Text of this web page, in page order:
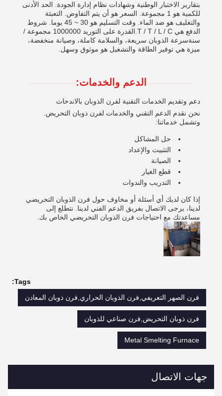
بتقارير الاختبار الوطنية وشهادات نظام إدارة الجودة. الحد الأدنى
للكمية هو 1 مجموعة. السعر هو أن يتم التفاوض. التعبئة
والتغليف هو ضد الماء. وقت التسليم هو 30 ~ 45 يوما. شروط
الدفع هي T / T / L / C.القدرة على التوريد 1000000 مجموعة /
سنةسرعة الذوبان سريعة، والسلامة كاملة، وصيانة منخفضة،
ميزة هي توفير الطاقة والتشغيل هو موثوق وسهل.
الدعم والخدمات:
دعم وتقديم الخدمات التقنية لفرن الذوبان بالاندحاث
نحن نقدم الدعم التقني والخدمات لفرن ذوبان التحريض.
وتشمل خدماتنا:
حل المشاكل
التثبيت والإعداد
الصيانة
قطع الغيار
التدريب والندوات
إذا كان لديك أي أسئلة أو مخاوف حول فرن الذوبان التحريضي
لدينا، يرجى الاتصال بفريق الدعم الفني لدينا. نتطلع إلى
مساعدتك مع احتياجات فرن الذوبان التحريضي الخاص بك.
Tags:
فرن الصهر التعريفي,فرن الذوبان الحراري,فرن ذوبان المعادن
فرن ذوبان التحريض,فرن صناعي للذوبان
Metal Smelting Furnace
جهات الاتصال